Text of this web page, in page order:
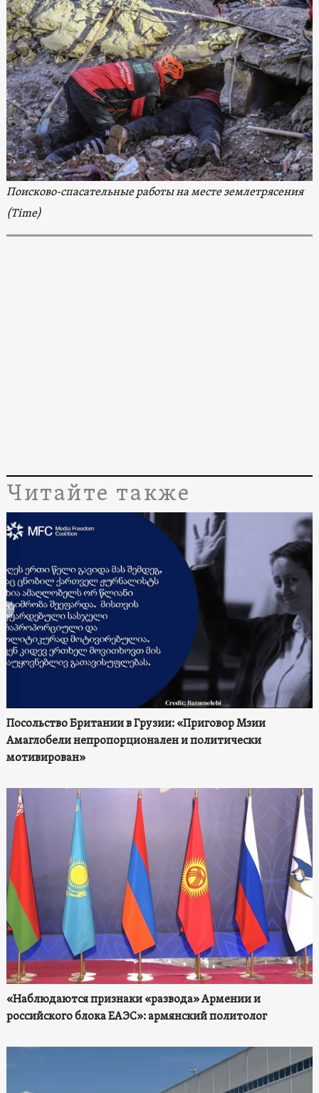
Поисково-спасательные работы на месте землетрясения
(Time)
Читайте также
Посольство Британии в Грузии: «Приговор Мзии
Амаглобели непропорционален и политически
мотивирован»
«Наблюдаются признаки «развода» Армении и
российского блока ЕАЭС»: армянский политолог